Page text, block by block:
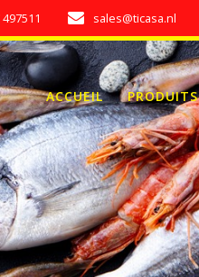
sales@ticasa.nl
ACCUEIL PRODUITS